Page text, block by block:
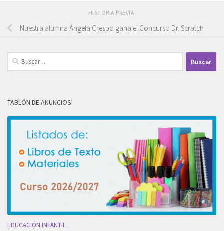
HISTORIA PREVIA
Nuestra alumna Ángela Crespo gana el Concurso Dr. Scratch
Buscar:
TABLÓN DE ANUNCIOS
EDUCACIÓN INFANTIL